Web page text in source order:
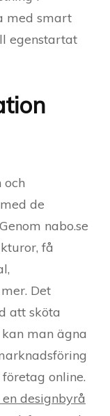
med smart
egenstartat
och
de
nabo.se
få
Det
att sköta
man ägna
online.
designbyrå